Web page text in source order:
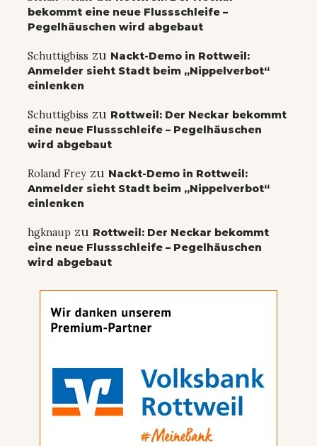
bekommt eine neue Flussschleife –
Pegelhäuschen wird abgebaut
Schuttigbiss zu Nackt-Demo in Rottweil:
Anmelder sieht Stadt beim „Nippelverbot“
einlenken
Schuttigbiss zu Rottweil: Der Neckar bekommt
eine neue Flussschleife – Pegelhäuschen
wird abgebaut
Roland Frey zu Nackt-Demo in Rottweil:
Anmelder sieht Stadt beim „Nippelverbot“
einlenken
hgknaup zu Rottweil: Der Neckar bekommt
eine neue Flussschleife – Pegelhäuschen
wird abgebaut